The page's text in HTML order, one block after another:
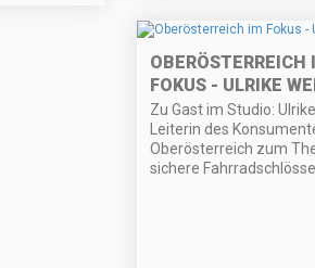
OBERÖSTERREICH
FOKUS - ULRIKE
Zu Gast im Studio:
Leiterin des
Oberösterreich zum
sichere